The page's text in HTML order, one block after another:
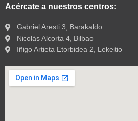
Acércate a nuestros centros:
Gabriel Aresti 3, Barakaldo
Nicolás Alcorta 4, Bilbao
Iñigo Artieta Etorbidea 2, Lekeitio